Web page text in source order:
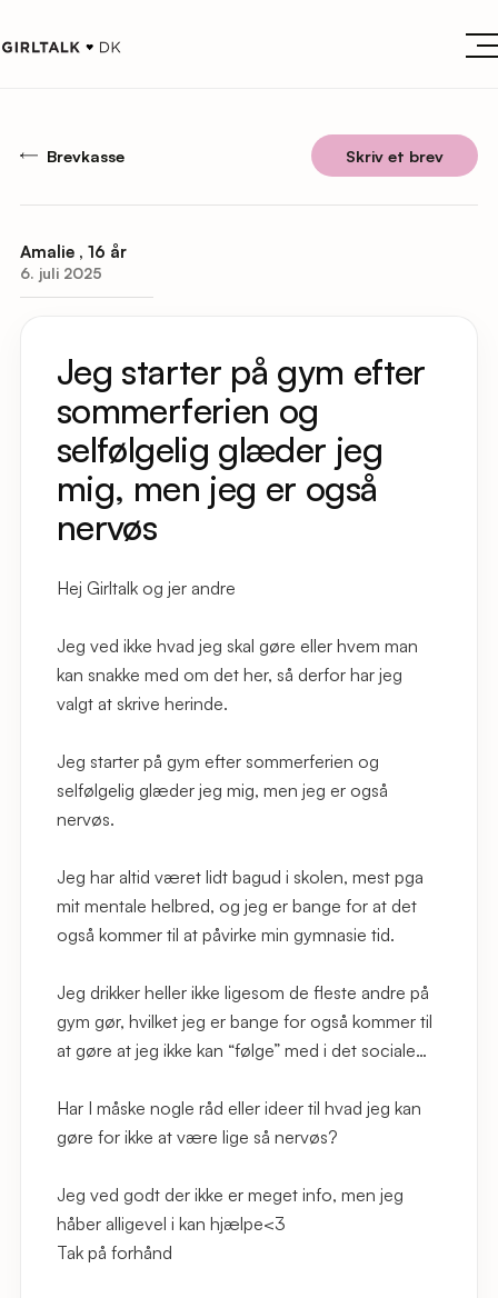
Brevkasse Skriv et brev
Amalie , 16 år
6. juli 2025
Jeg starter på gym efter
sommerferien og
selfølgelig glæder jeg
mig, men jeg er også
nervøs
Hej Girltalk og jer andre
Jeg ved ikke hvad jeg skal gøre eller hvem man
kan snakke med om det her, så derfor har jeg
valgt at skrive herinde.
Jeg starter på gym efter sommerferien og
selfølgelig glæder jeg mig, men jeg er også
nervøs.
Jeg har altid været lidt bagud i skolen, mest pga
mit mentale helbred, og jeg er bange for at det
også kommer til at påvirke min gymnasie tid.
Jeg drikker heller ikke ligesom de fleste andre på
gym gør, hvilket jeg er bange for også kommer til
at gøre at jeg ikke kan “følge” med i det sociale…
Har I måske nogle råd eller ideer til hvad jeg kan
gøre for ikke at være lige så nervøs?
Jeg ved godt der ikke er meget info, men jeg
håber alligevel i kan hjælpe<3
Tak på forhånd